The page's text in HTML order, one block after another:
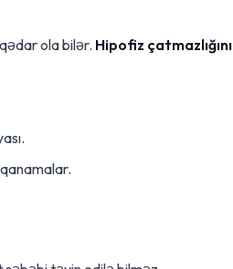
ola bilər. Hipofiz